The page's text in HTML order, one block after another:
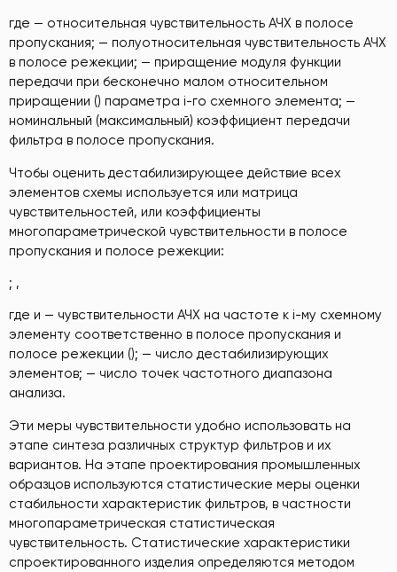
где — относительная чувствительность АЧХ в полосе
пропускания; — полуотносительная чувствительность АЧХ
в полосе режекции; — приращение модуля функции
передачи при бесконечно малом относительном
приращении () параметра i-го схемного элемента; —
номинальный (максимальный) коэффициент передачи
фильтра в полосе пропускания.
Чтобы оценить дестабилизирующее действие всех
элементов схемы используется или матрица
чувствительностей, или коэффициенты
многопараметрической чувствительности в полосе
пропускания и полосе режекции:
; ,
где и — чувствительности АЧХ на частоте к i-му схемному
элементу соответственно в полосе пропускания и
полосе режекции (); — число дестабилизирующих
элементов; — число точек частотного диапазона
анализа.
Эти меры чувствительности удобно использовать на
этапе синтеза различных структур фильтров и их
вариантов. На этапе проектирования промышленных
образцов используются статистические меры оценки
стабильности характеристик фильтров, в частности
многопараметрическая статистическая
чувствительность. Статистические характеристики
спроектированного изделия определяются методом